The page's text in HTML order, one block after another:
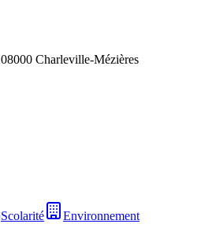
08000 Charleville-Mézières
Scolarité Environnement